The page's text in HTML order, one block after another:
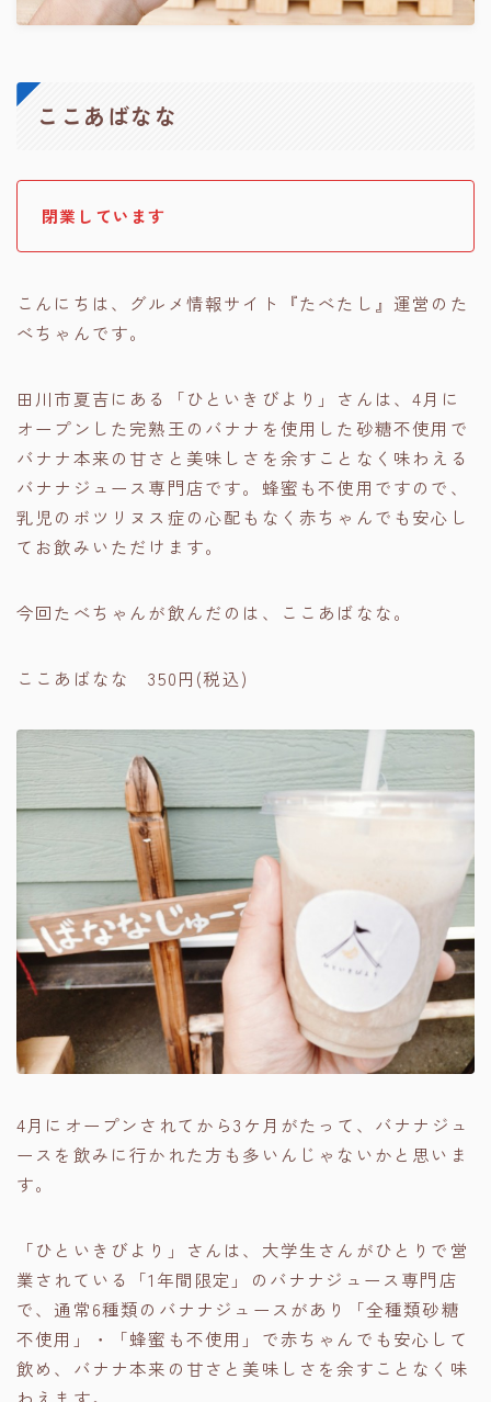
ここあばなな
閉業しています
こんにちは、グルメ情報サイト『たべたし』運営のた
べちゃんです。
田川市夏吉にある「ひといきびより」さんは、4月に
オープンした完熟王のバナナを使用した砂糖不使用で
バナナ本来の甘さと美味しさを余すことなく味わえる
バナナジュース専門店です。蜂蜜も不使用ですので、
乳児のボツリヌス症の心配もなく赤ちゃんでも安心し
てお飲みいただけます。
今回たべちゃんが飲んだのは、ここあばなな。
ここあばなな 350円(税込)
4月にオープンされてから3ケ月がたって、バナナジュ
ースを飲みに行かれた方も多いんじゃないかと思いま
す。
「ひといきびより」さんは、大学生さんがひとりで営
業されている「1年間限定」のバナナジュース専門店
で、通常6種類のバナナジュースがあり「全種類砂糖
不使用」・「蜂蜜も不使用」で赤ちゃんでも安心して
飲め、バナナ本来の甘さと美味しさを余すことなく味